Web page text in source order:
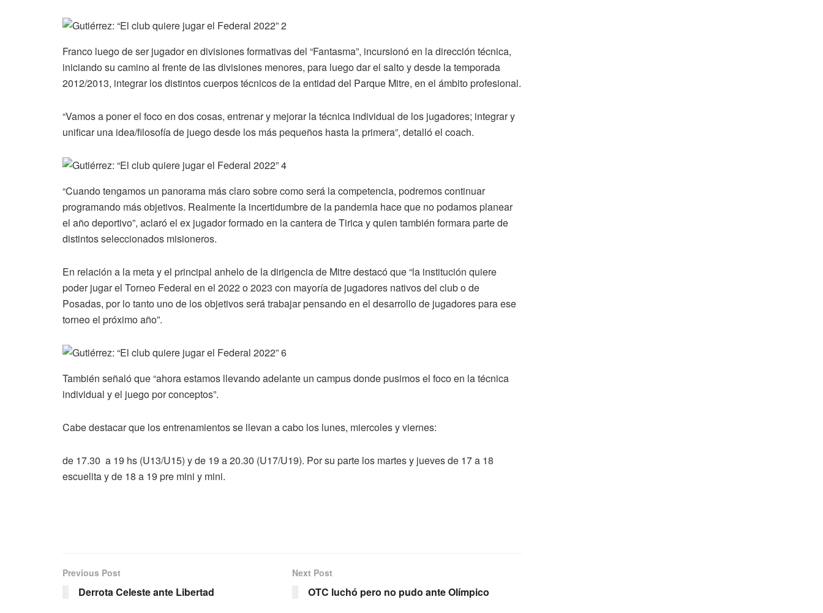
Franco luego de ser jugador en divisiones formativas del “Fantasma”, incursionó en la dirección técnica,
iniciando su camino al frente de las divisiones menores, para luego dar el salto y desde la temporada
2012/2013, integrar los distintos cuerpos técnicos de la entidad del Parque Mitre, en el ámbito profesional.
“Vamos a poner el foco en dos cosas, entrenar y mejorar la técnica individual de los jugadores; integrar y
unificar una idea/filosofía de juego desde los más pequeños hasta la primera”, detalló el coach.
“Cuando tengamos un panorama más claro sobre como será la competencia, podremos continuar
programando más objetivos. Realmente la incertidumbre de la pandemia hace que no podamos planear
el año deportivo”, aclaró el ex jugador formado en la cantera de Tirica y quien también formara parte de
distintos seleccionados misioneros.
En relación a la meta y el principal anhelo de la dirigencia de Mitre destacó que “la institución quiere
poder jugar el Torneo Federal en el 2022 o 2023 con mayoría de jugadores nativos del club o de
Posadas, por lo tanto uno de los objetivos será trabajar pensando en el desarrollo de jugadores para ese
torneo el próximo año”.
También señaló que “ahora estamos llevando adelante un campus donde pusimos el foco en la técnica
individual y el juego por conceptos”.
Cabe destacar que los entrenamientos se llevan a cabo los lunes, miercoles y viernes:
de 17.30 a 19 hs (U13/U15) y de 19 a 20.30 (U17/U19). Por su parte los martes y jueves de 17 a 18
escuelita y de 18 a 19 pre mini y mini.
Previous Post
Derrota Celeste ante Libertad
Next Post
OTC luchó pero no pudo ante Olímpico